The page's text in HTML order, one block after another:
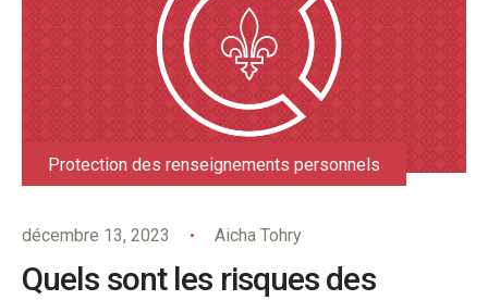
Protection des renseignements personnels
décembre 13, 2023 Aicha Tohry
Quels sont les risques des